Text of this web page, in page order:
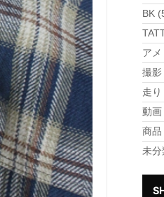
BK
ア
撮影
走
動
商
未